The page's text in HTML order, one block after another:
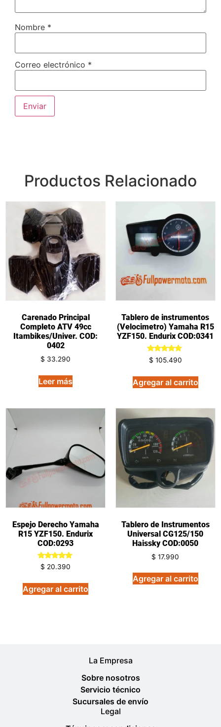
Nombre *
Correo electrónico *
Productos Relacionado
Carenado Principal
Completo ATV 49cc
Itambikes/Univer. COD:
0402
$ 33.290
Leer más
Tablero de instrumentos
(Velocimetro) Yamaha R15
YZF150. Endurix COD:0341
Valorado
en
de 5
$ 105.490
Agregar al carrito
Espejo Derecho Yamaha
R15 YZF150. Endurix
COD:0293
Valorado
en
de 5
$ 20.390
Agregar al carrito
Tablero de Instrumentos
Universal CG125/150
Haissky COD:0050
$ 17.990
Agregar al carrito
La Empresa
Sobre nosotros
Servicio técnico
Sucursales de envío
Legal